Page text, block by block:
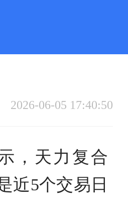
2026-06-05 17:40:50
，天力复合
近5个交易日